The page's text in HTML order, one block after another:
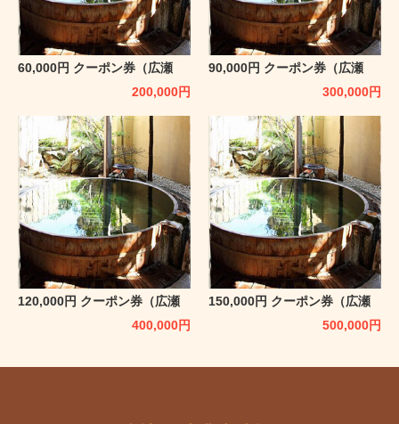
60,000円 クーポン券（広瀬
200,000円
90,000円 クーポン券（広瀬
300,000円
120,000円 クーポン券（広瀬
400,000円
150,000円 クーポン券（広瀬
500,000円